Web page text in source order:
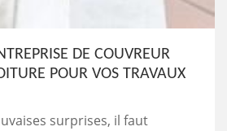
DE COUVREUR
POUR VOS TRAVAUX
surprises, il faut